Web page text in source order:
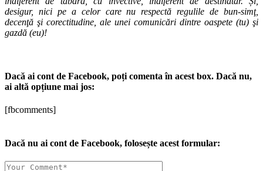
desigur, nici pe a celor care nu respectă regulile de bun-simţ,
decenţă şi corectitudine, ale unei comunicări dintre oaspete (tu) şi
gazdă (eu)!
Dacă ai cont de Facebook, poți comenta în acest box. Dacă nu,
ai altă opțiune mai jos:
[fbcomments]
Dacă nu ai cont de Facebook, folosește acest formular: